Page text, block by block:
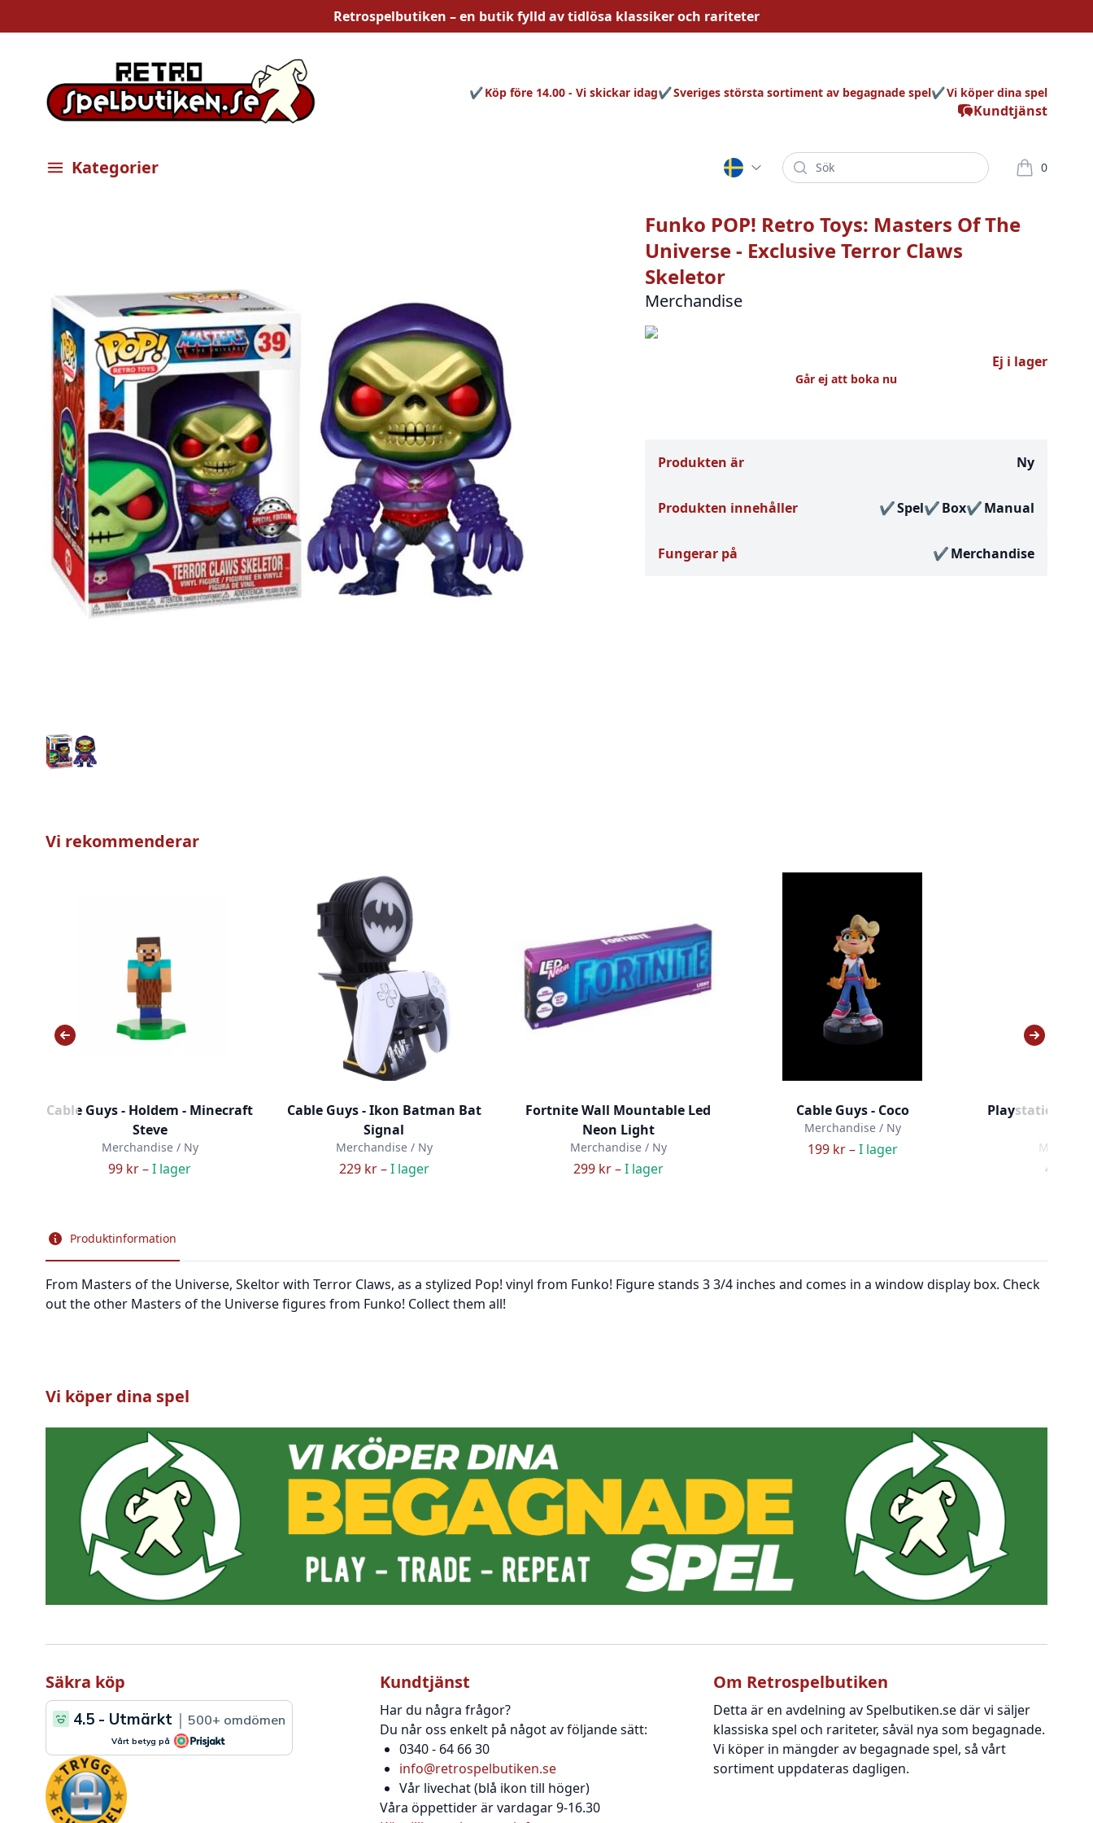
Retrospelbutiken – en butik fylld avtidlösa klassiker och rariteter
Kundtjänst
Köp före 14.00 - Vi skickar idag Sveriges största sortiment av begagnade spel Vi köper dina spel
Öppna meny
Kategorier Sök 0
varor i
Funko POP! Retro Toys: Masters Of The
Universe - Exclusive Terror Claws
Skeletor
Merchandise
Ej i lager
Går ej att boka nu
Produkten är Ny
Produkten innehåller Spel Box Manual
Fungerar på Merchandise
Vi rekommenderar
Cable Guys - Holdem - Minecraft
Steve
Merchandise / Ny
99 kr –I lager
Cable Guys - Ikon Batman Bat
Signal
Merchandise / Ny
229 kr –I lager
Fortnite Wall Mountable Led
Neon Light
Merchandise / Ny
299 kr –I lager
Cable Guys - Coco
Merchandise / Ny
199 kr –I lager
Playstation 2
49 kr –
Produktinformation
From Masters of the Universe, Skeltor with Terror Claws, as a stylized Pop! vinyl from Funko! Figure stands 3 3/4 inches and comes in a window display box. Check
out the other Masters of the Universe figures from Funko! Collect them all!
Vi köper dina spel
Säkra köp Kundtjänst
Har du några frågor?
Du når oss enkelt på något av följande sätt:
0340 - 64 66 30
info@retrospelbutiken.se
Vår livechat (blå ikon till höger)
Våra öppettider är vardagar 9-16.30
Om Retrospelbutiken
Detta är en avdelning av Spelbutiken.se där vi säljer
klassiska spel och rariteter, såväl nya som begagnade.
Vi köper in mängder av begagnade spel, så vårt
sortiment uppdateras dagligen.